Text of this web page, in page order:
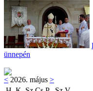
ünnepén
< 2026. május >